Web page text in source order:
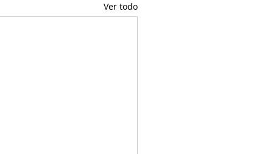
Ver todo